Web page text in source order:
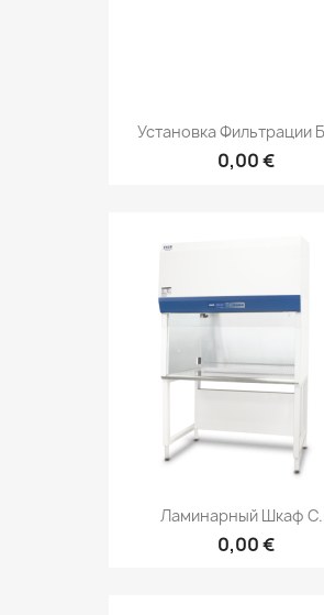
Установка Фильтрации
0,00 €
Ламинарный Шкаф
0,00 €